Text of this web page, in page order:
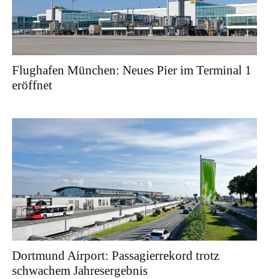
Flughafen München: Neues Pier im Terminal 1
eröffnet
Dortmund Airport: Passagierrekord trotz
schwachem Jahresergebnis